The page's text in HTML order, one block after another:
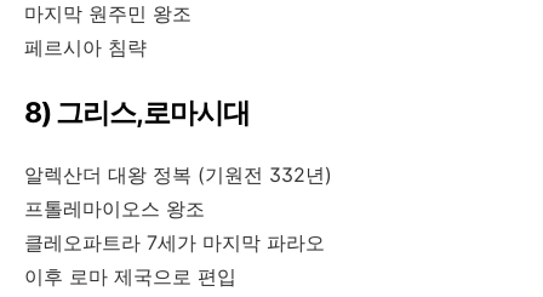
마지막 원주민 왕조
페르시아 침략
8) 그리스,로마시대
알렉산더 대왕 정복 (기원전 332년)
프톨레마이오스 왕조
클레오파트라 7세가 마지막 파라오
이후 로마 제국으로 편입